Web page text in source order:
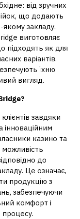
від зручних
що додають
закладу.
виготовляє
підходять як для
варіантів.
їхню
вигляд.
завдяки
інноваційним
казино та
до
Це означає,
продукцію з
забезпечуючи
комфорт і
процесу.